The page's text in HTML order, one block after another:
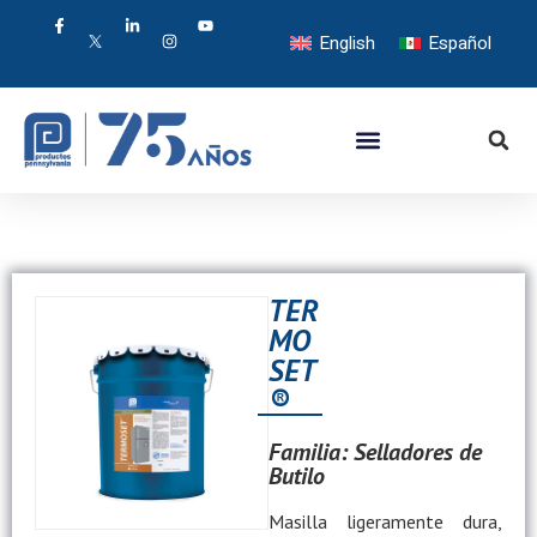
English Español
TER
MO
SET
®
Familia:Selladores de
Butilo
Masilla ligeramente dura,